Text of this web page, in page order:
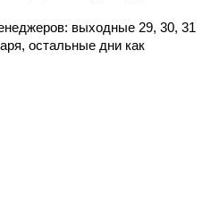
выходные 29, 30, 31
остальные дни как